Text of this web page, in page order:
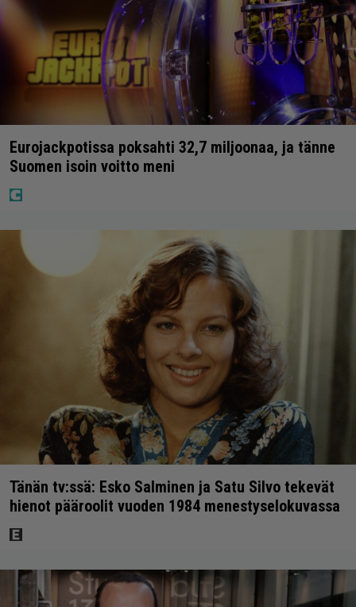
Eurojackpotissa poksahti 32,7 miljoonaa, ja tänne
Suomen isoin voitto meni
Tänän tv:ssä: Esko Salminen ja Satu Silvo tekevät
hienot pääroolit vuoden 1984 menestyselokuvassa